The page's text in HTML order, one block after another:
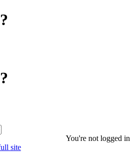
You're not logged in
site